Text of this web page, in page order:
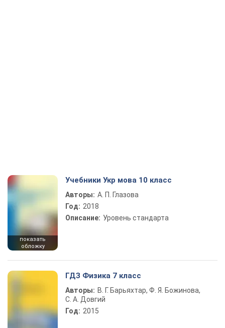
показать
обложку
Учебники Укр мова 10 класс
Авторы: А. П. Глазова
Год: 2018
Описание: Уровень стандарта
ГДЗ Физика 7 класс
Авторы: В. Г. Барьяхтар, Ф. Я. Божинова,
С. А. Довгий
Год: 2015